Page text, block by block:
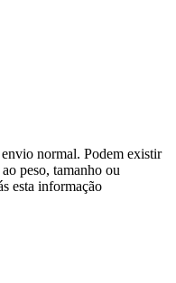
normal. Podem existir
peso, tamanho ou
esta informação